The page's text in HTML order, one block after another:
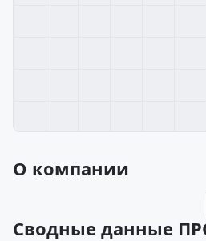
О компании
Сводные данные